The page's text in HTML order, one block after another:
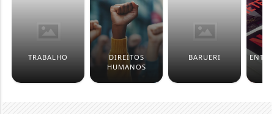
TRABALHO
DIREITOS
HUMANOS
BARUERI